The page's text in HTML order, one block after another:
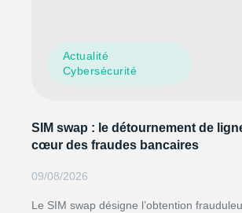
Actualité
Cybersécurité
SIM swap : le détournement de
cœur des fraudes bancaires
09/08/2026
Le SIM swap désigne l’obtention